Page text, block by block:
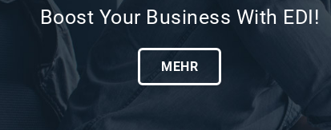
Boost Your Business With EDI!
MEHR